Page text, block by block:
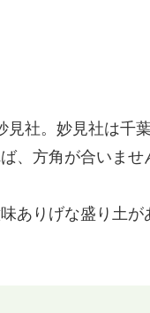
見社。妙見社は千
、方角が合いま
ありげな盛り土